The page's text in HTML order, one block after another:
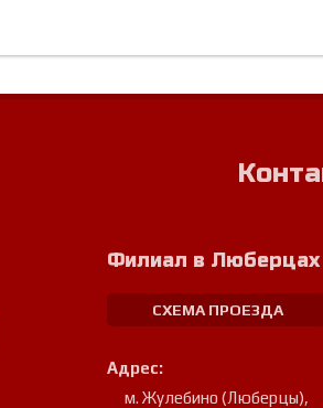
Филиал в Люберцах
СХЕМА ПРОЕЗДА
Адрес:
м. Жулебино (Люберцы),